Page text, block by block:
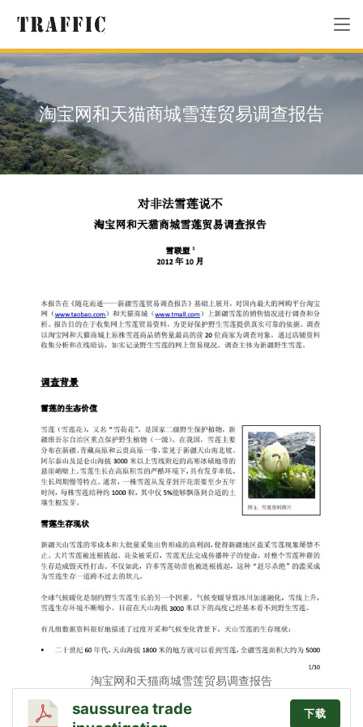
淘宝网和天猫商城雪莲贸易调查报告
淘宝网和天猫商城雪莲贸易调查报告
saussurea trade
下载